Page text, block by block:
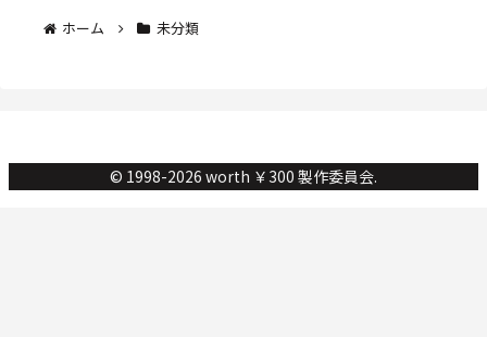
ホーム 未分類
© 1998-2026 worth ￥300 製作委員会.